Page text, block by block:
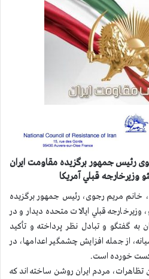
رئیس جمهور برگزیده مقاومت ايران
وزیرخارجه قبلي آمريكا
بعدازظهر جمعه، ۱۴ مهر ماه ۱۴۰۲، خانم مریم رجوی، رئیس جمهور برگزیده
وزیرخارجه قبلي ایالات متحده دیدار و در
به گفتگو و تبادل نظر پرداخته و تأکید
از جمله افزایش چشمگیر اعدامها، در
خورده است.
تظاهرات، مردم ایران روشن ساخته اند که